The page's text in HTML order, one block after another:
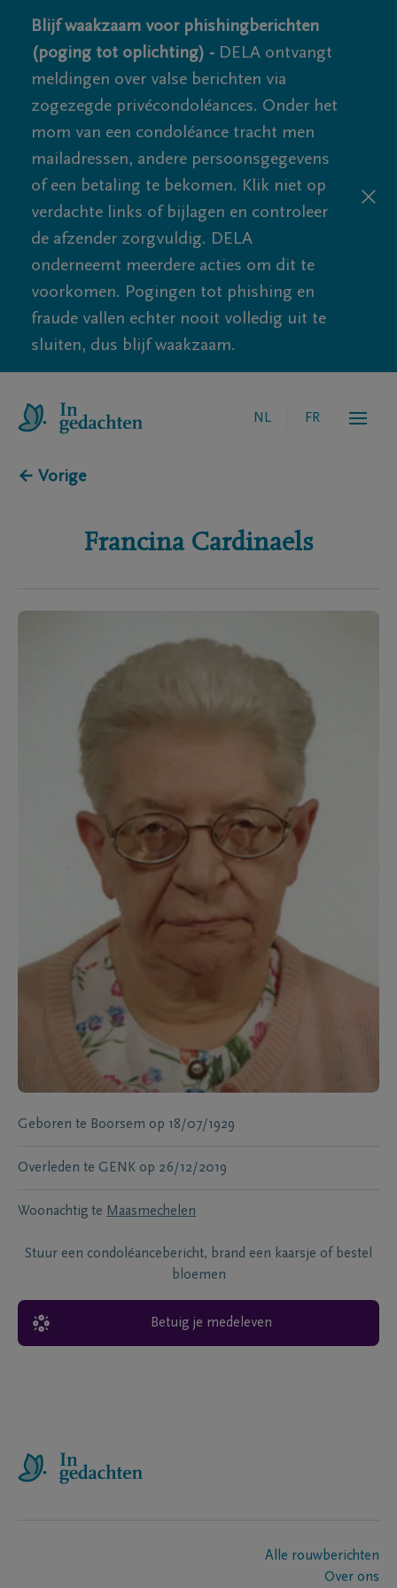
Blijf waakzaam voor phishingberichten
(poging tot oplichting) - DELA ontvangt
meldingen over valse berichten via
zogezegde privécondoléances. Onder het
mom van een condoléance tracht men
mailadressen, andere persoonsgegevens
of een betaling te bekomen. Klik niet op
verdachte links of bijlagen en controleer
de afzender zorgvuldig. DELA
onderneemt meerdere acties om dit te
voorkomen. Pogingen tot phishing en
fraude vallen echter nooit volledig uit te
sluiten, dus blijf waakzaam.
NL FR
← Vorige
Francina Cardinaels
Geboren te Boorsem op 18/07/1929
Overleden te GENK op 26/12/2019
Woonachtig te Maasmechelen
Stuur een condoléancebericht, brand een kaarsje of bestel
bloemen
Betuig je medeleven
Alle rouwberichten
Over ons